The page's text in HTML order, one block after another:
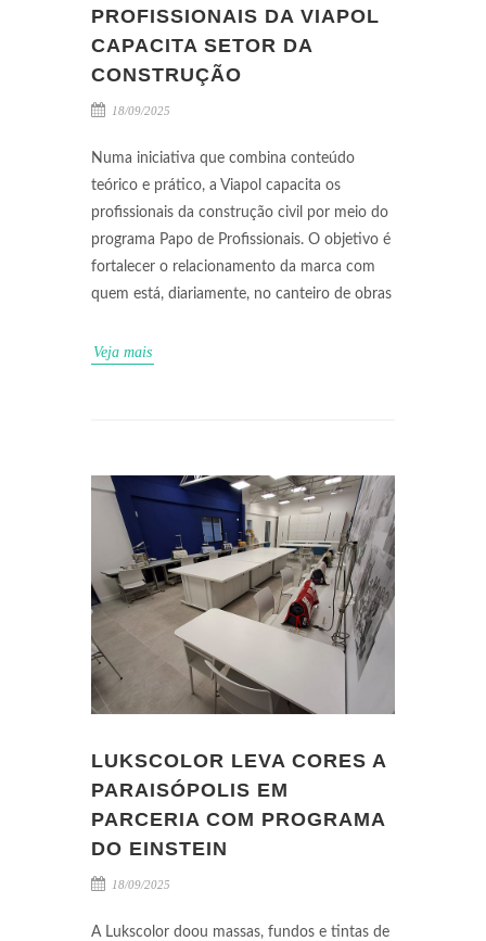
PROFISSIONAIS DA VIAPOL
CAPACITA SETOR DA
CONSTRUÇÃO
18/09/2025
Numa iniciativa que combina conteúdo
teórico e prático, a Viapol capacita os
profissionais da construção civil por meio do
programa Papo de Profissionais. O objetivo é
fortalecer o relacionamento da marca com
quem está, diariamente, no canteiro de obras
Veja mais
LUKSCOLOR LEVA CORES A
PARAISÓPOLIS EM
PARCERIA COM PROGRAMA
DO EINSTEIN
18/09/2025
A Lukscolor doou massas, fundos e tintas de